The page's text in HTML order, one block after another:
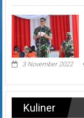
3 November 2022
Kuliner